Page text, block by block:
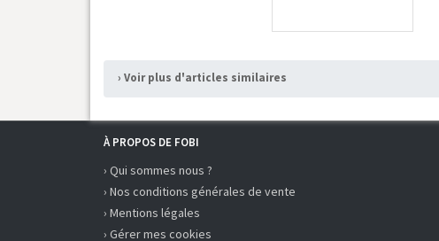
› Voir plus d'articles similaires
À PROPOS DE FOBI
› Qui sommes nous ?
› Nos conditions générales de vente
› Mentions légales
› Gérer mes cookies